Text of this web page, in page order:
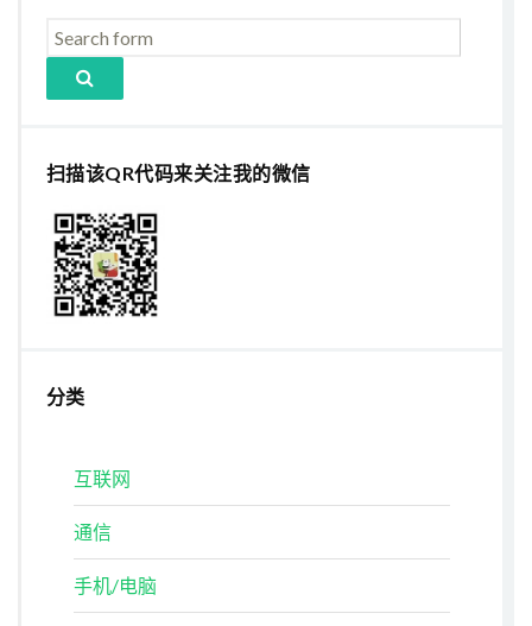
扫描该QR代码来关注我的微信
分类
互联网
通信
手机/电脑